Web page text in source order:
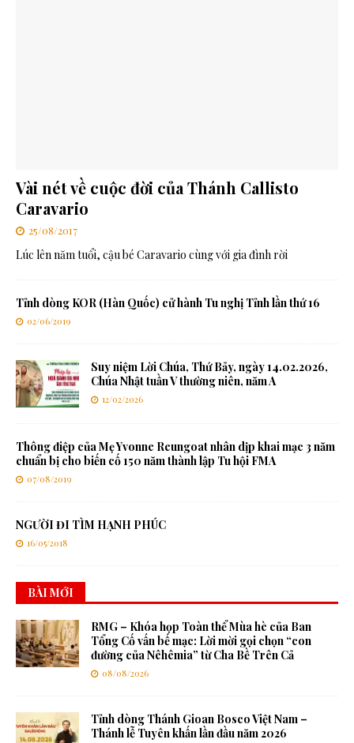
Vài nét về cuộc đời của Thánh Callisto
Caravario
25/08/2017
Lúc lên năm tuổi, cậu bé Caravario cùng với gia đình rời
Tỉnh dòng KOR (Hàn Quốc) cử hành Tu nghị Tỉnh lần thứ 16
02/06/2019
Suy niệm Lời Chúa, Thứ Bảy, ngày 14.02.2026,
Chúa Nhật tuần V thường niên, năm A
12/02/2026
Thông điệp của Mẹ Yvonne Reungoat nhân dịp khai mạc 3 năm
chuẩn bị cho biến cố 150 năm thành lập Tu hội FMA
07/08/2019
NGƯỜI ĐI TÌM HẠNH PHÚC
16/05/2018
BÀI MỚI
RMG – Khóa họp Toàn thể Mùa hè của Ban
Tổng Cố vấn bế mạc: Lời mời gọi chọn “con
đường của Nêhêmia” từ Cha Bề Trên Cả
08/08/2026
Tỉnh dòng Thánh Gioan Bosco Việt Nam –
Thánh lễ Tuyên khấn lần đầu năm 2026